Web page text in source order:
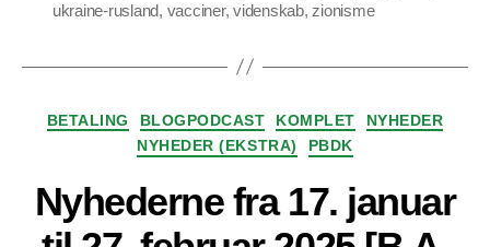
ukraine-rusland, vacciner,videnskab, zionisme
Kategorier
BETALING BLOGPODCAST KOMPLET
NYHEDER
NYHEDER (EKSTRA)
PBDK
Nyhederne fra 17. januar